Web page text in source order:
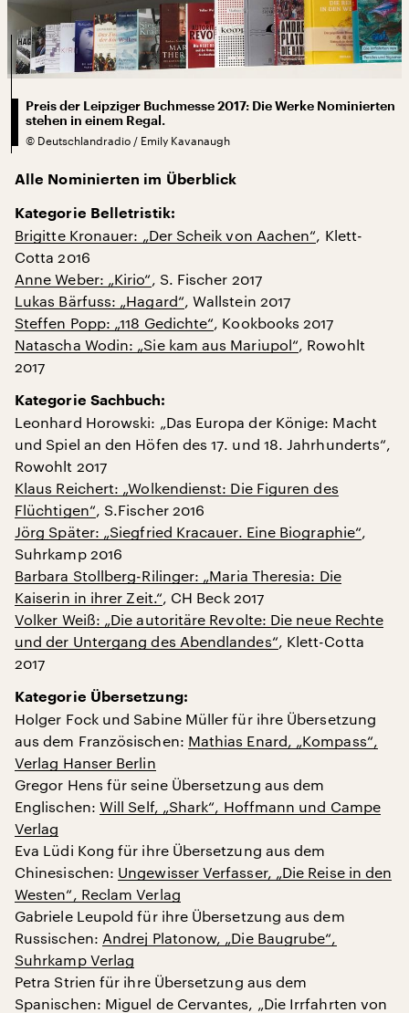
Preis der Leipziger Buchmesse 2017: Die Werke Nominierten
stehen in einem Regal.
© Deutschlandradio / Emily Kavanaugh
Alle Nominierten im Überblick
Kategorie Belletristik:
Brigitte Kronauer: „Der Scheik von Aachen“, Klett-
Cotta 2016
Anne Weber: „Kirio“ , S. Fischer 2017
Lukas Bärfuss: „Hagard“, Wallstein 2017
Steffen Popp: „118 Gedichte“, Kookbooks 2017
Natascha Wodin: „Sie kam aus Mariupol“, Rowohlt
2017
Kategorie Sachbuch:
Leonhard Horowski: „Das Europa der Könige: Macht
und Spiel an den Höfen des 17. und 18. Jahrhunderts“,
Rowohlt 2017
Klaus Reichert: „Wolkendienst: Die Figuren des
Flüchtigen“, S.Fischer 2016
Jörg Später: „Siegfried Kracauer. Eine Biographie“,
Suhrkamp 2016
Barbara Stollberg-Rilinger: „Maria Theresia: Die
Kaiserin in ihrer Zeit.“, CH Beck 2017
Volker Weiß: „Die autoritäre Revolte: Die neue Rechte
und der Untergang des Abendlandes“, Klett-Cotta
2017
Kategorie Übersetzung:
Holger Fock und Sabine Müller für ihre Übersetzung
aus dem Französischen: Mathias Enard, „Kompass“,
Verlag Hanser Berlin
Gregor Hens für seine Übersetzung aus dem
Englischen: Will Self, „Shark“, Hoffmann und Campe
Verlag
Eva Lüdi Kong für ihre Übersetzung aus dem
Chinesischen: Ungewisser Verfasser, „Die Reise in den
Westen“, Reclam Verlag
Gabriele Leupold für ihre Übersetzung aus dem
Russischen: Andrej Platonow, „Die Baugrube“,
Suhrkamp Verlag
Petra Strien für ihre Übersetzung aus dem
Spanischen: Miguel de Cervantes, „Die Irrfahrten von